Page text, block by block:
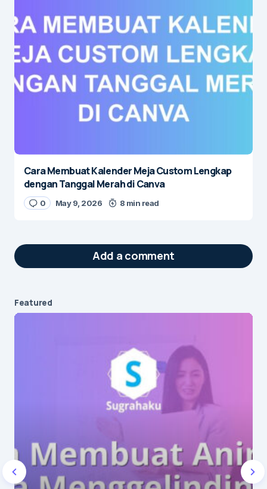
Cara Membuat Kalender Meja Custom Lengkap
dengan Tanggal Merah di Canva
0 May 9, 2026 8 min read
Add a comment
Name*
Featured